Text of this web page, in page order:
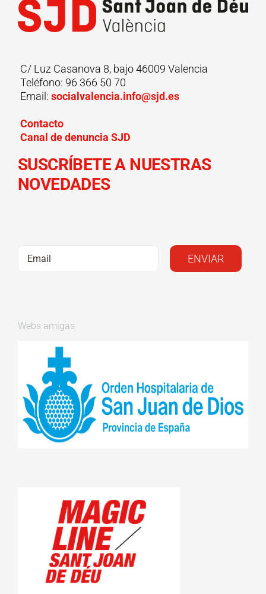
C/ Luz Casanova 8, bajo 46009 Valencia
Teléfono: 96 366 50 70
Email:socialvalencia.info@sjd.es
Contacto
Canal de denuncia SJD
SUSCRÍBETE A NUESTRAS
NOVEDADES
Webs amigas